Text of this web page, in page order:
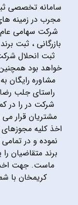
سامانه تخصصی
مجرب در زمینه
شرکت سهامی
بازرگانی ، ثبت
ثبت انحلال
خواهد بود
مشاوره رایگان
راستای جلب
شرکت در را در
مشتریان قرار
اخذ کلیه
نموده و در
برند متقاضیان
ماست. جهت اخذ
کریمخان با شماره ۰۲۱۸۷۱۴۶ تماس